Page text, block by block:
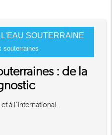
SOUTERRAINE
souterraines
: de la
à l’international.